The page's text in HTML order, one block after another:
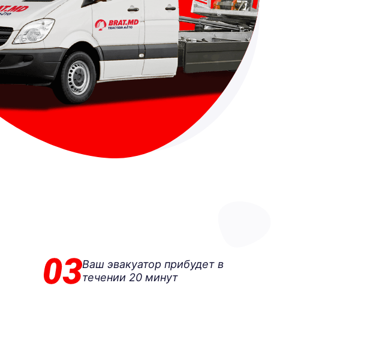
Ваш эвакуатор прибудет в
течении 20 минут